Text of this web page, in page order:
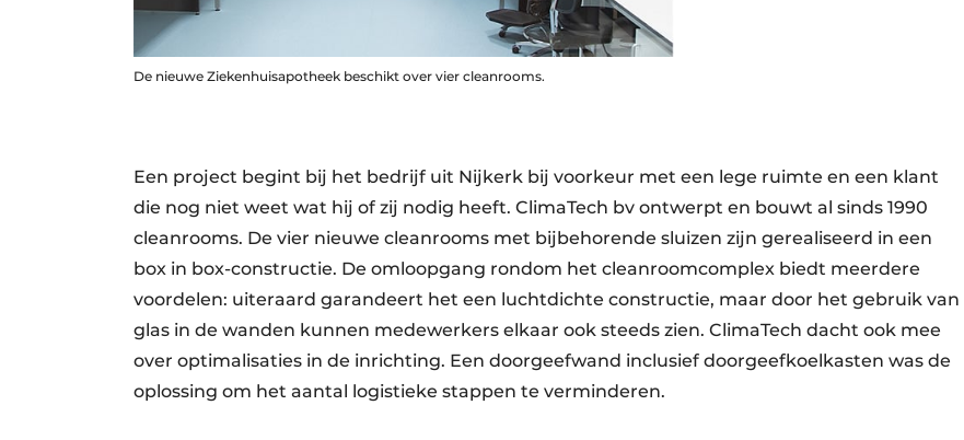
De nieuwe Ziekenhuisapotheek beschikt over vier cleanrooms.
Een project begint bij het bedrijf uit Nijkerk bij voorkeur met een lege ruimte en een klant
die nog niet weet wat hij of zij nodig heeft. ClimaTech bv ontwerpt en bouwt al sinds 1990
cleanrooms. De vier nieuwe cleanrooms met bijbehorende sluizen zijn gerealiseerd in een
box in box-constructie. De omloopgang rondom het cleanroomcomplex biedt meerdere
voordelen: uiteraard garandeert het een luchtdichte constructie, maar door het gebruik van
glas in de wanden kunnen medewerkers elkaar ook steeds zien. ClimaTech dacht ook mee
over optimalisaties in de inrichting. Een doorgeefwand inclusief doorgeefkoelkasten was de
oplossing om het aantal logistieke stappen te verminderen.